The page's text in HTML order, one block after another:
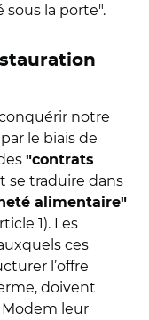
sous la porte".
notre
le biais de
"contrats
se traduire dans
alimentaire"
1). Les
ces
l’offre
doivent
leur